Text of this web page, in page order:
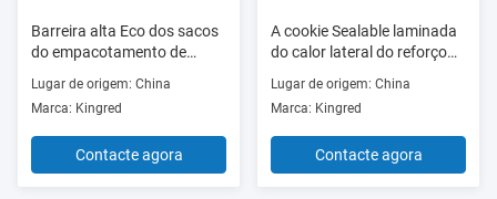
Barreira alta Eco dos sacos
do empacotamento de
alimento da folha de
alumínio dos PP do ANIMAL
DE ESTIMAÇÃO de Kingred
amigável
Lugar de origem: China
Marca: Kingred
Contacte agora
A cookie Sealable laminada
do calor lateral do reforço
ensaca a prova do cheiro
Lugar de origem: China
Marca: Kingred
Contacte agora